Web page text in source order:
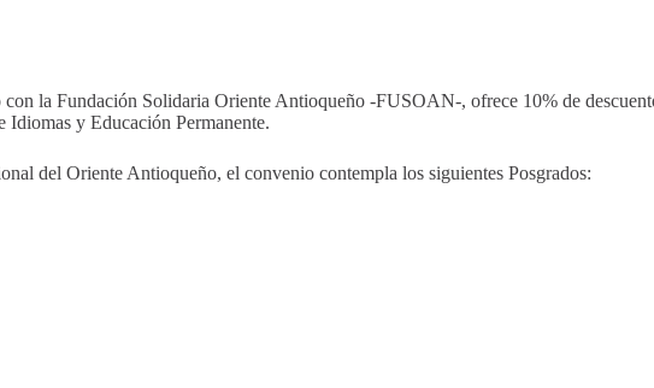
la Fundación Solidaria Oriente Antioqueño -FUSOAN-, ofrece 10% de
Idiomas y Educación Permanente.
del Oriente Antioqueño, el convenio contempla los siguientes Posgrados: